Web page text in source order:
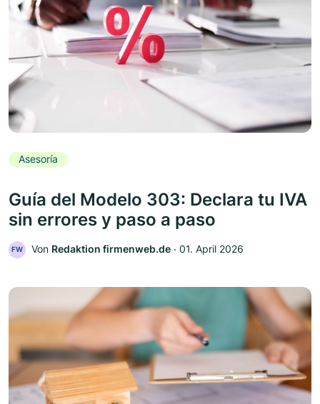
Asesoría
Guía del Modelo 303: Declara tu IVA
sin errores y paso a paso
FW Von Redaktion firmenweb.de ‧ 01. April 2026